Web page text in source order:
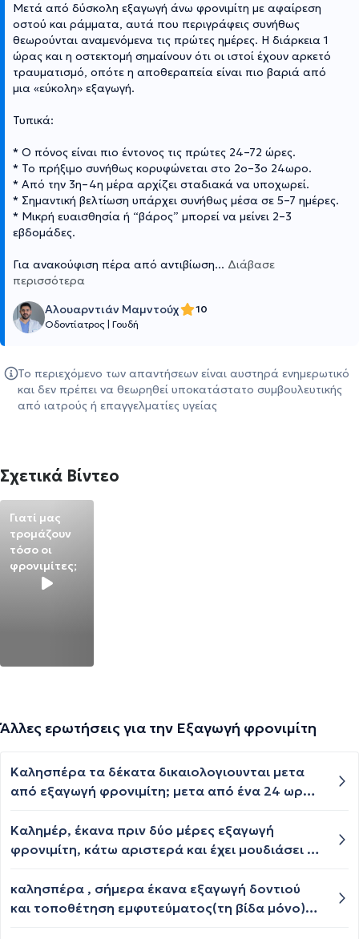
Μετά από δύσκολη εξαγωγή άνω φρονιμίτη με αφαίρεση
οστού και ράμματα, αυτά που περιγράφεις συνήθως
θεωρούνται αναμενόμενα τις πρώτες ημέρες. Η διάρκεια 1
ώρας και η οστεκτομή σημαίνουν ότι οι ιστοί έχουν αρκετό
τραυματισμό, οπότε η αποθεραπεία είναι πιο βαριά από
μια «εύκολη» εξαγωγή.
Τυπικά:
* Ο πόνος είναι πιο έντονος τις πρώτες 24–72 ώρες.
* Το πρήξιμο συνήθως κορυφώνεται στο 2ο–3ο 24ωρο.
* Από την 3η–4η μέρα αρχίζει σταδιακά να υποχωρεί.
* Σημαντική βελτίωση υπάρχει συνήθως μέσα σε 5–7 ημέρες.
* Μικρή ευαισθησία ή “βάρος” μπορεί να μείνει 2–3
εβδομάδες.
Για ανακούφιση πέρα από αντιβίωση... Διάβασε
περισσότερα
Αλουαρντιάν Μαμντούχ
10
Οδοντίατρος Γουδή
Το περιεχόμενο των απαντήσεων είναι αυστηρά ενημερωτικό
και δεν πρέπει να θεωρηθεί υποκατάστατο συμβουλευτικής
από ιατρούς ή επαγγελματίες υγείας
Σχετικά Βίντεο
Γιατί μας
τρομάζουν
τόσο οι
φρονιμίτες;
Άλλες ερωτήσεις για την Εξαγωγή φρονιμίτη
Καλησπέρα τα δέκατα δικαιολογιουνται μετα
από εξαγωγή φρονιμίτη; μετα από ένα 24 ωρο
φυσικα
Καλημέρ, έκανα πριν δύο μέρες εξαγωγή
φρονιμίτη, κάτω αριστερά και έχει μουδιάσει το
το χείλος μου. Θα περάσει γνωρίζεται θ είναι
μόνιμη η βλάβη, υπάρχει περίπτωση να
καλησπέρα , σήμερα έκανα εξαγωγή δοντιού
και τοποθέτηση εμφυτεύματος(τη βίδα μόνο)